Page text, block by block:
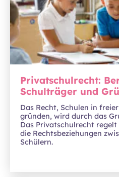
Privatschulrecht:
Schulträger und
Das Recht, Schulen in
gründen, wird durch das
Das Privatschulrecht
die Rechtsbeziehungen
Schülern.